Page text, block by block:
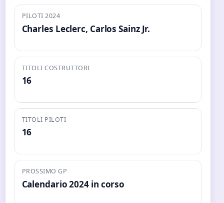
PILOTI 2024
Charles Leclerc, Carlos Sainz Jr.
TITOLI COSTRUTTORI
16
TITOLI PILOTI
16
PROSSIMO GP
Calendario 2024 in corso